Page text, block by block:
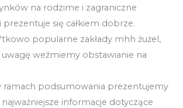
na rodzime i zagraniczne
się całkiem dobrze.
popularne zakłady mhh żużel,
weźmiemy obstawianie na
ramach podsumowania prezentujemy
informacje dotyczące